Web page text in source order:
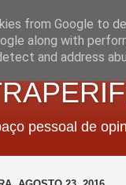
pessoal de
from Google to
along with
and address